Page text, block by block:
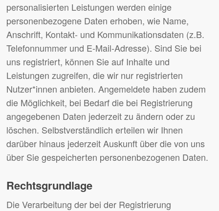
personalisierten Leistungen werden einige
personenbezogene Daten erhoben, wie Name,
Anschrift, Kontakt- und Kommunikationsdaten (z.B.
Telefonnummer und E-Mail-Adresse). Sind Sie bei
uns registriert, können Sie auf Inhalte und
Leistungen zugreifen, die wir nur registrierten
Nutzer*innen anbieten. Angemeldete haben zudem
die Möglichkeit, bei Bedarf die bei Registrierung
angegebenen Daten jederzeit zu ändern oder zu
löschen. Selbstverständlich erteilen wir Ihnen
darüber hinaus jederzeit Auskunft über die von uns
über Sie gespeicherten personenbezogenen Daten.
Rechtsgrundlage
Die Verarbeitung der bei der Registrierung